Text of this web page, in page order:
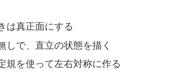
は真正面にする
しで、直立の状態を描く
規を使って左右対称に作る